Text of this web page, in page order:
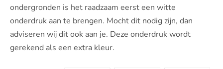
ondergronden is het raadzaam eerst een witte
onderdruk aan te brengen. Mocht dit nodig zijn, dan
adviseren wij dit ook aan je. Deze onderdruk wordt
gerekend als een extra kleur.